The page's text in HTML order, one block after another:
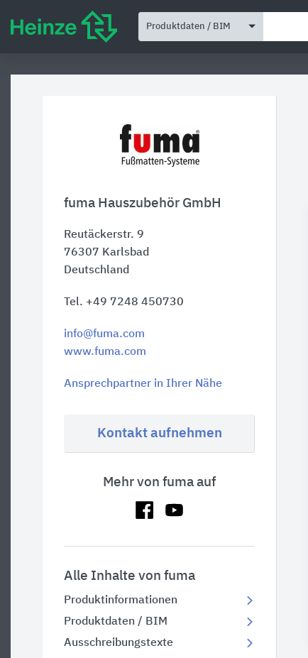
Produktdaten / BIM
fuma Hauszubehör GmbH
Reutäckerstr. 9
76307 Karlsbad
Deutschland
Tel. +49 7248 450730
info@fuma.com
www.fuma.com
Ansprechpartner in Ihrer Nähe
Kontakt aufnehmen
Mehr von fuma auf
Alle Inhalte von fuma
Produktinformationen
Produktdaten / BIM
Ausschreibungstexte